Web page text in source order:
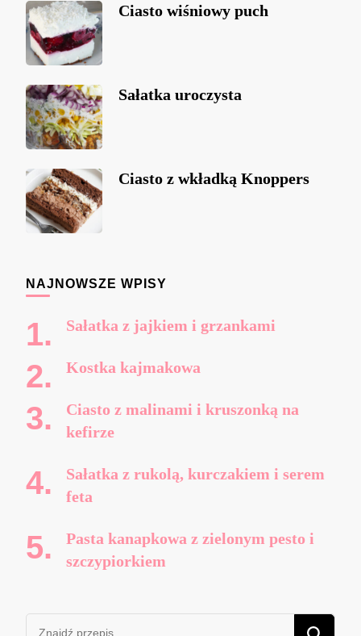
Ciasto wiśniowy puch
Sałatka uroczysta
Ciasto z wkładką Knoppers
NAJNOWSZE WPISY
Sałatka z jajkiem i grzankami
Kostka kajmakowa
Ciasto z malinami i kruszonką na
kefirze
Sałatka z rukolą, kurczakiem i serem
feta
Pasta kanapkowa z zielonym pesto i
szczypiorkiem
Szukasz